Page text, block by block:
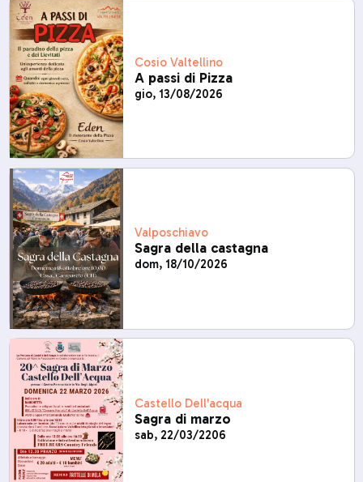
Cosio Valtellino
A passi di Pizza
gio, 13/08/2026
Valposchiavo
Sagra della castagna
dom, 18/10/2026
Castello Dell'acqua
Sagra di marzo
sab, 22/03/2206